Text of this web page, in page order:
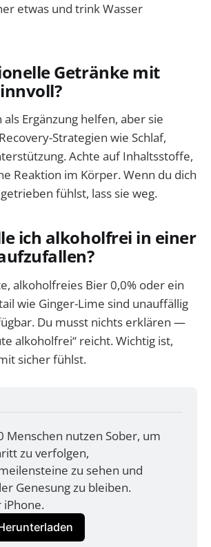
etwas und trink Wasser
Getränke mit
Ergänzung helfen, aber sie
Strategien wie Schlaf,
Achte auf Inhaltsstoffe,
Reaktion im Körper. Wenn du dich
fühlst, lass sie weg.
ich alkoholfrei in einer
alkoholfreies Bier 0,0% oder ein
wie Ginger-Lime sind unauffällig
Du musst nichts erklären —
alkoholfrei“ reicht. Wichtig ist,
sicher fühlst.
Menschen nutzen Sober, um
zu verfolgen,
zu sehen und
Genesung zu bleiben.
iPhone.